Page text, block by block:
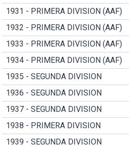
1931 - PRIMERA DIVISION (AAF)
1932 - PRIMERA DIVISION (AAF)
1933 - PRIMERA DIVISION (AAF)
1934 - PRIMERA DIVISION (AAF)
1935 - SEGUNDA DIVISION
1936 - SEGUNDA DIVISION
1937 - SEGUNDA DIVISION
1938 - PRIMERA DIVISION
1939 - SEGUNDA DIVISION